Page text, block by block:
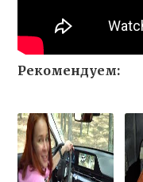
Рекомендуем: